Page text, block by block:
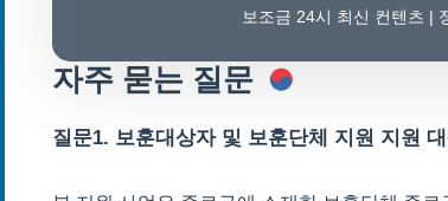
보조금 24시 최신 컨텐츠 |
자주 묻는 질문
질문1. 보훈대상자 및 보훈단체 지원 지원